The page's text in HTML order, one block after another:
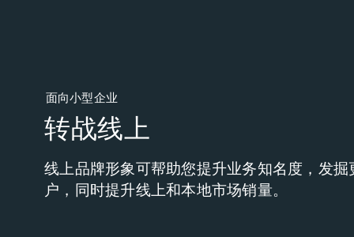
面向小型企业
转战线上
线上品牌形象可帮助您提升业务知名度，发掘
户，同时提升线上和本地市场销量。